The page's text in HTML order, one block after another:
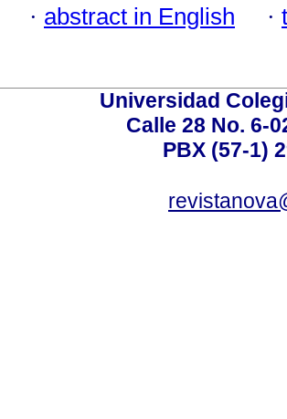
· abstract in English ·
Universidad
Calle 28 No. 6-
PBX (57-1)